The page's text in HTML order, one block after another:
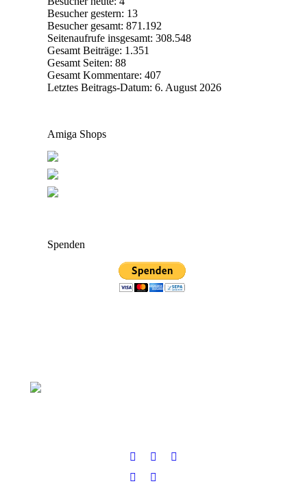
Besucher gestern: 13
Besucher gesamt: 871.192
Seitenaufrufe insgesamt: 308.548
Gesamt Beiträge: 1.351
Gesamt Seiten: 88
Gesamt Kommentare: 407
Letztes Beitrags-Datum: 6. August 2026
Amiga Shops
Spenden